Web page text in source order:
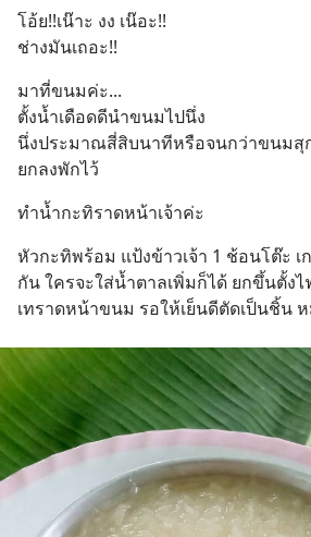
โอ้ย!!เน๊าะ งง เน๊อะ!!
ช่างมันเถอะ!!
มาที่ขนมค่ะ...
ตั้งน้ำเดือดดีนำขนมไปนึ่ง
นึ่งประมาณสี่สิบนาทีหรือจนกว่าขนมสุ
ยกลงพักไว้
ทำน้ำกะทิราดหน้าเจ้าค่ะ
หัวกะทิพร้อม แป้งข้าวเจ้า 1 ช้อนโต๊ะ
กัน ใครจะใส่น้ำตาลเพิ่มก็ได้ ยกขึ้นตั้ง
เทราดหน้าขนม รอให้เย็นดีตัดเป็นชิ้น